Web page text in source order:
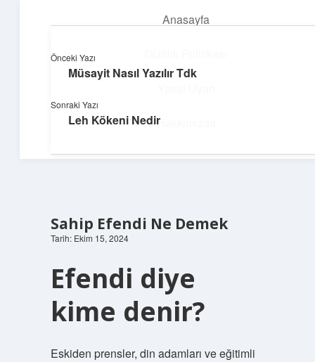
Anasayfa
Hakkımızda
Neşeli Fikir Köşesi
Hayatına neşe katan kısa hikayeler!
Sahip Efendi Ne Demek
Tarih: Ekim 15, 2024
Efendi diye
kime denir?
Eskiden prensler, din adamları ve eğitimli
Önceki Yazı
Müsayit Nasıl Yazılır Tdk
Sonraki Yazı
Leh Kökeni Nedir